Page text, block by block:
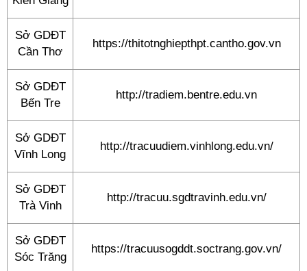
Sở GDĐT
Cần Thơ
https://thitotnghiepthpt.cantho.gov.vn
Sở GDĐT
Bến Tre
http://tradiem.bentre.edu.vn
Sở GDĐT
Vĩnh Long
http://tracuudiem.vinhlong.edu.vn/
Sở GDĐT
Trà Vinh
http://tracuu.sgdtravinh.edu.vn/
Sở GDĐT
Sóc Trăng
https://tracuusogddt.soctrang.gov.vn/